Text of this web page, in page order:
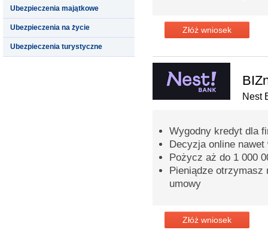
Ubezpieczenia majątkowe
Ubezpieczenia na życie
Ubezpieczenia turystyczne
Złóż wniosek
Nest
Wygodny kredyt dla
Decyzja online nawet
Pożycz aż do 1 000
Pieniądze otrzymasz
umowy
Złóż wniosek